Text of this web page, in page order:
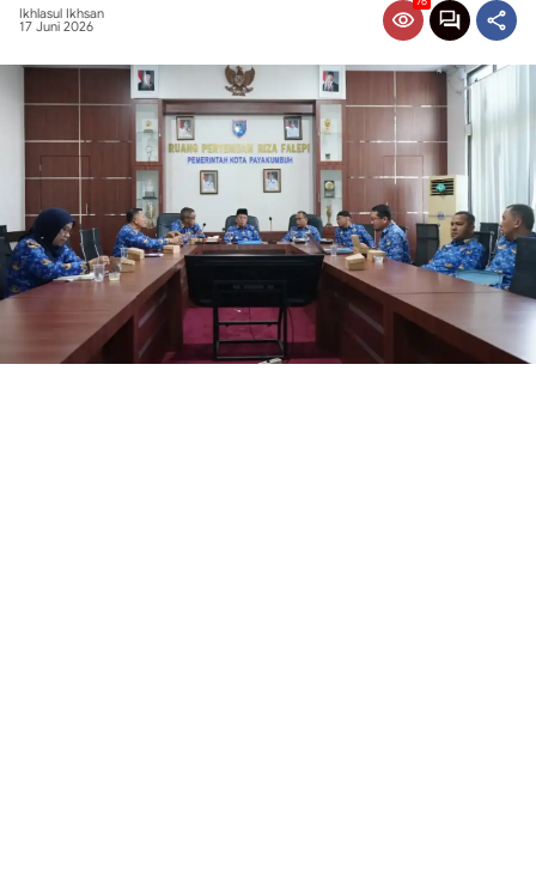
Ikhlasul Ikhsan
17 Juni 2026